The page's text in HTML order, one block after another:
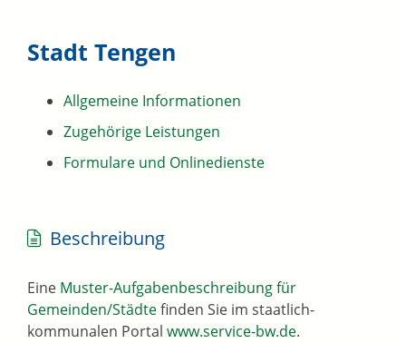
Stadt Tengen
Allgemeine Informationen
Zugehörige Leistungen
Formulare und Onlinedienste
Beschreibung
Eine Muster-Aufgabenbeschreibung für
Gemeinden/Städtefinden Sie im staatlich-
kommunalen Portal www.service-bw.de.